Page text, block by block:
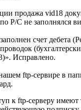
продажа vid18
Р/С не заполнялся
счет дебета
Исправлено.
ftp-сервире в
к ftp-серверу имеют